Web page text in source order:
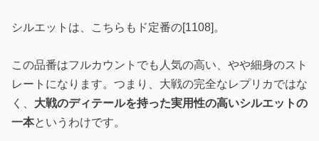
シルエットは、こちらもド定番の[1108]。
この品番はフルカウントでも人気の高い、やや細身のスト
レートになります。つまり、大戦の完全なレプリカではな
く、 大戦のディテールを持った実用性の高いシルエットの
一本というわけです。